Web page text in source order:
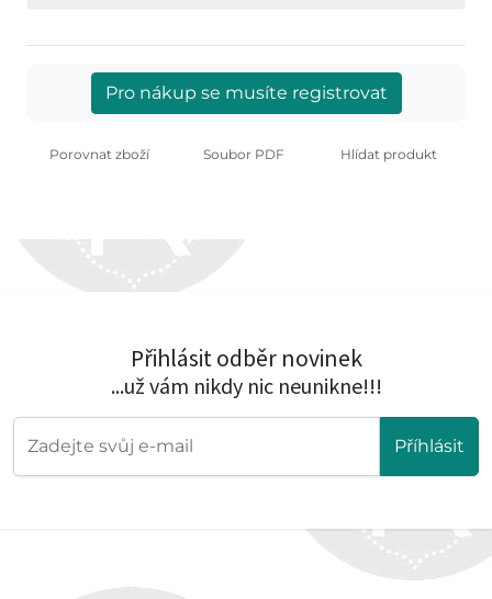
Pro nákup se musíte registrovat
Porovnat zboží Soubor PDF Hlídat produkt
Přihlásit odběr novinek
...už vám nikdy nic neunikne!!!
Příhlásit